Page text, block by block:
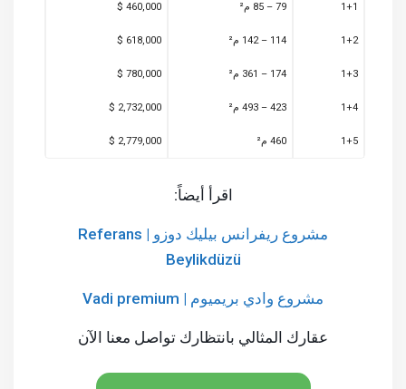
1+1 79 – 85 م² 460,000 $
1+2 114 – 142 م² 618,000 $
1+3 174 – 361 م² 780,000 $
1+4 423 – 493 م² 2,732,000 $
1+5 460 م² 2,779,000 $
اقرأ أيضاً:
مشروع ريفرانس بيليك دوزو | Referans
Beylikdüzü
مشروع وادي بريميوم | Vadi premium
عقارك المثالي بانتظارك تواصل معنا الآن